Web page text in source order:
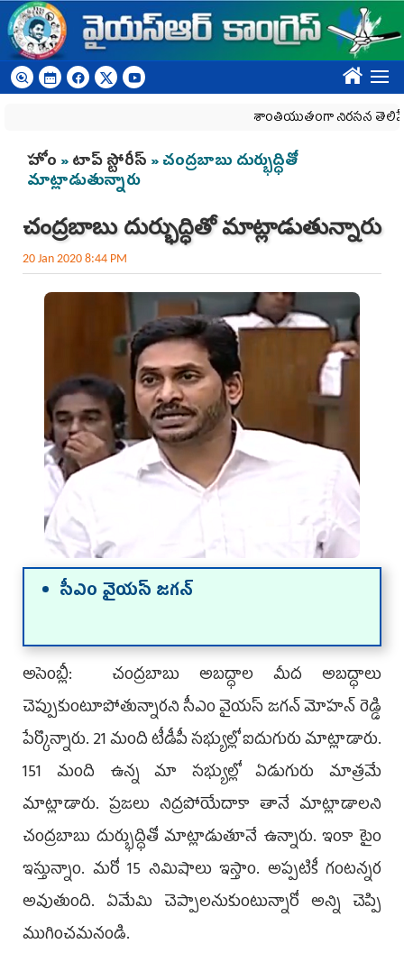
Skip to main content
????
శాంతియుతంగా నిరసన తెలిపే
You are here
హోం »టాప్ స్టోరీస్ » చంద్రబాబు దుర్భుద్ధితో
మాట్లాడుతున్నారు
చంద్రబాబు దుర్భుద్ధితో మాట్లాడుతున్నారు
20 Jan 2020 8:44 PM
సీఎం వైయస్‌ జగన్‌
అసెంబ్లీ: చంద్రబాబు అబద్ధాల మీద అబద్ధాలు
చెప్పుకుంటూపోతున్నారని సీఎం వైయస్‌ జగన్‌ మోహన్‌ రెడ్డి
పేర్కొన్నారు. 21 మంది టీడీపీ సభ్యుల్లో ఐదుగురు మాట్లాడారు.
151 మంది ఉన్న మా సభ్యుల్లో ఏడుగురు మాత్రమే
మాట్లాడారు. ప్రజలు నిద్రపోయేదాకా తానే మాట్లాడాలని
చంద్రబాబు దుర్భుద్ధితో మాట్లాడుతూనే ఉన్నారు. ఇంకా టైం
ఇస్తున్నాం. మరో 15 నిమిషాలు ఇస్తాం. అప్పటికీ గంటన్నర
అవుతుంది. ఏమేమి చెప్పాలనుకుంటున్నారో అన్ని చెప్పి
ముగించమనండి.